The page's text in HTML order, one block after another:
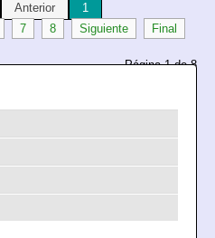
Anterior
1
7 8 Siguiente Final
Página 1 de 8